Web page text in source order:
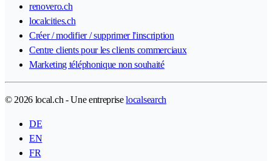
renovero.ch
localcities.ch
Créer / modifier / supprimer l'inscription
Centre clients pour les clients commerciaux
Marketing téléphonique non souhaité
© 2026 local.ch - Une entrepriselocalsearch
DE
EN
FR